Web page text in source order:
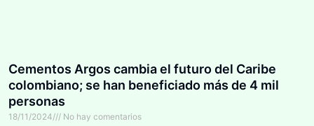
Cementos Argos cambia el futuro del Caribe
colombiano; se han beneficiado más de 4 mil
personas
18/11/2024 No hay comentarios